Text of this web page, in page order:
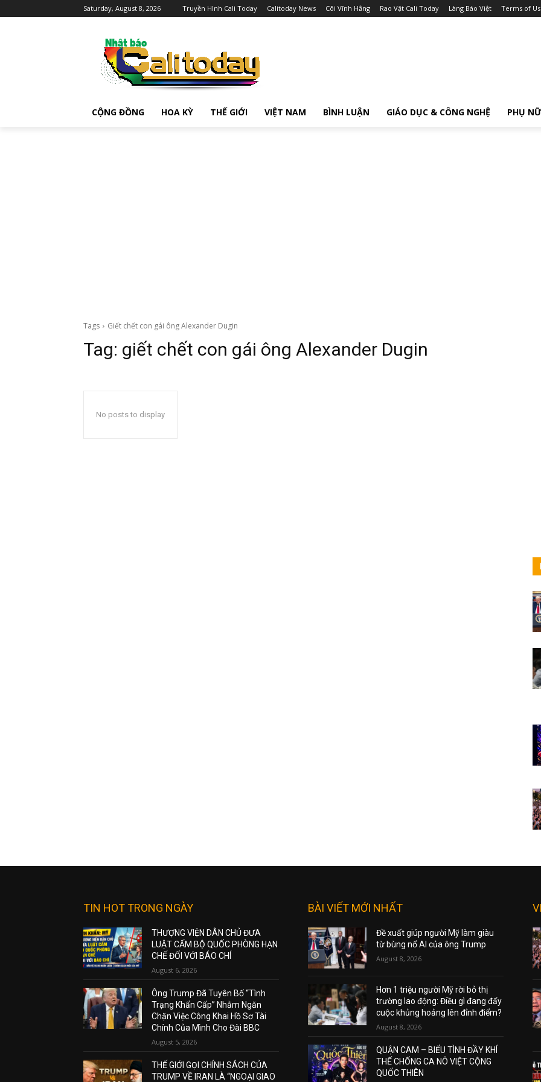
Saturday, August 8, 2026 Truyền Hình Cali Today Calitoday News Cõi Vĩnh Hằng Rao Vặt Cali Today Làng Báo Việt Terms of
CỘNG ĐỒNG HOA KỲ THẾ GIỚI VIỆT NAM BÌNH LUẬN GIÁO DỤC & CÔNG NGHỆ PHỤ NỮ
Tags Giết chết con gái ông Alexander Dugin
Tag: giết chết con gái ông Alexander Dugin
No posts to display
TIN HOT TRONG NGÀY
THƯỢNG VIỆN DÂN CHỦ ĐƯA
LUẬT CẤM BỘ QUỐC PHÒNG HẠN
CHẾ ĐỐI VỚI BÁO CHÍ
August 6, 2026
Ông Trump Đã Tuyên Bố “Tình
Trạng Khẩn Cấp” Nhằm Ngăn
Chặn Việc Công Khai Hồ Sơ Tài
Chính Của Mình Cho Đài BBC
August 5, 2026
THẾ GIỚI GỌI CHÍNH SÁCH CỦA
TRUMP VỀ IRAN LÀ “NGOẠI GIAO
BÀI VIẾT MỚI NHẤT
Đề xuất giúp người Mỹ làm giàu
từ bùng nổ AI của ông Trump
August 8, 2026
Hơn 1 triệu người Mỹ rời bỏ thị
trường lao động: Điều gì đang đẩy
cuộc khủng hoảng lên đỉnh điểm?
August 8, 2026
QUẬN CAM – BIỂU TÌNH ĐẦY KHÍ
THẾ CHỐNG CA NÔ VIỆT CỘNG
QUỐC THIÊN